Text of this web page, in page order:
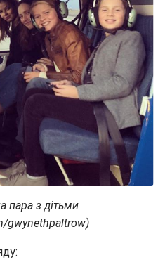
пара з дітьми
gwynethpaltrow)